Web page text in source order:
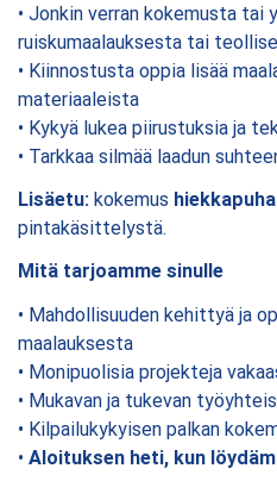
• Jonkin verran kokemusta tai
ruiskumaalauksesta tai
• Kiinnostusta oppia lisää
materiaaleista
• Kykyä lukea piirustuksia ja
• Tarkkaa silmää laadun
Lisäetu: kokemus
pintakäsittelystä.
Mitä tarjoamme sinulle
• Mahdollisuuden kehittyä ja
maalauksesta
• Monipuolisia projekteja
• Mukavan ja tukevan
• Kilpailukykyisen palkan
• Aloituksen heti, kun